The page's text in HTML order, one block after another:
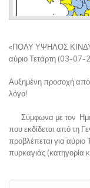
«ΠΟΛΥ ΥΨΗΛΟΣ
αύριο Τετάρτη (03-07-
Αυξημένη προσοχή από
λόγο!
Σύμφωνα με τον
που εκδίδεται από τη
προβλέπεται για
πυρκαγιάς (κατηγορία